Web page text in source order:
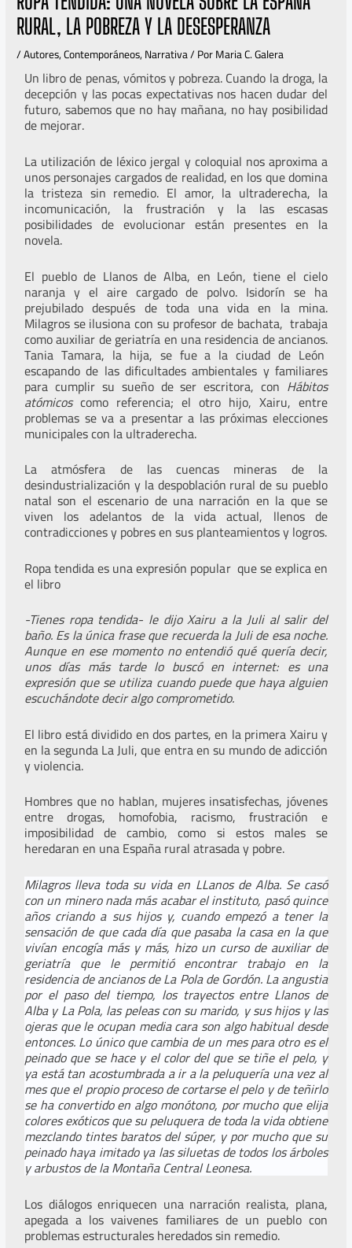
RURAL, LA POBREZA Y LA DESESPERANZA
/Autores,Contemporáneos,Narrativa/ PorMaria C. Galera
Un libro de penas, vómitos y pobreza. Cuando la droga, la
decepción y las pocas expectativas nos hacen dudar del
futuro, sabemos que no hay mañana, no hay posibilidad
de mejorar.
La utilización de léxico jergal y coloquial nos aproxima a
unos personajes cargados de realidad, en los que domina
la tristeza sin remedio. El amor, la ultraderecha, la
incomunicación, la frustración y la las escasas
posibilidades de evolucionar están presentes en la
novela.
El pueblo de Llanos de Alba, en León, tiene el cielo
naranja y el aire cargado de polvo. Isidorín se ha
prejubilado después de toda una vida en la mina.
Milagros se ilusiona con su profesor de bachata, trabaja
como auxiliar de geriatría en una residencia de ancianos.
Tania Tamara, la hija, se fue a la ciudad de León
escapando de las dificultades ambientales y familiares
para cumplir su sueño de ser escritora, con Hábitos
atómicoscomo referencia; el otro hijo, Xairu, entre
problemas se va a presentar a las próximas elecciones
municipales con la ultraderecha.
La atmósfera de las cuencas mineras de la
desindustrialización y la despoblación rural de su pueblo
natal son el escenario de una narración en la que se
viven los adelantos de la vida actual, llenos de
contradicciones y pobres en sus planteamientos y logros.
Ropa tendida es una expresión popular que se explica en
el libro
-Tienes ropa tendida- le dijo Xairu a la Juli al salir del
baño. Es la única frase que recuerda la Juli de esa noche.
Aunque en ese momento no entendió qué quería decir,
unos días más tarde lo buscó en internet: es una
expresión que se utiliza cuando puede que haya alguien
escuchándote decir algo comprometido.
El libro está dividido en dos partes, en la primera Xairu y
en la segunda La Juli, que entra en su mundo de adicción
y violencia.
Hombres que no hablan, mujeres insatisfechas, jóvenes
entre drogas, homofobia, racismo, frustración e
imposibilidad de cambio, como si estos males se
heredaran en una España rural atrasada y pobre.
Milagros lleva toda su vida en LLanos de Alba. Se casó
con un minero nada más acabar el instituto, pasó quince
años criando a sus hijos y, cuando empezó a tener la
sensación de que cada día que pasaba la casa en la que
vivían encogía más y más, hizo un curso de auxiliar de
geriatría que le permitió encontrar trabajo en la
residencia de ancianos de La Pola de Gordón. La angustia
por el paso del tiempo, los trayectos entre Llanos de
Alba y La Pola, las peleas con su marido, y sus hijos y las
ojeras que le ocupan media cara son algo habitual desde
entonces. Lo único que cambia de un mes para otro es el
peinado que se hace y el color del que se tiñe el pelo, y
ya está tan acostumbrada a ir a la peluquería una vez al
mes que el propio proceso de cortarse el pelo y de teñirlo
se ha convertido en algo monótono, por mucho que elija
colores exóticos que su peluquera de toda la vida obtiene
mezclando tintes baratos del súper, y por mucho que su
peinado haya imitado ya las siluetas de todos los árboles
y arbustos de la Montaña Central Leonesa.
Los diálogos enriquecen una narración realista, plana,
apegada a los vaivenes familiares de un pueblo con
problemas estructurales heredados sin remedio.